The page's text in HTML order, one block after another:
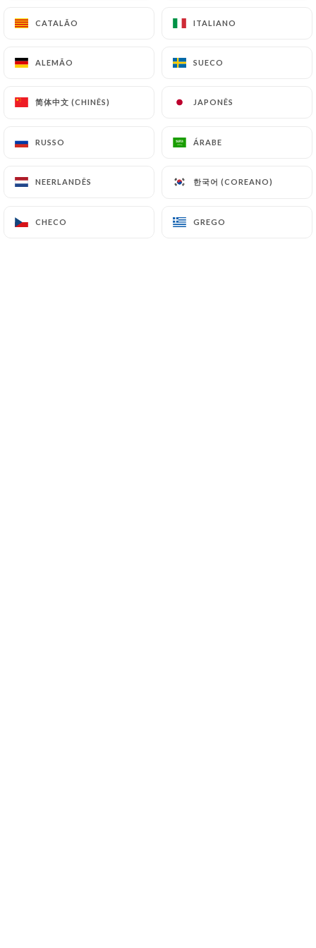
CATALÃO ITALIANO
ALEMÃO SUECO
简体中文 (CHINÊS) JAPONÊS
RUSSO ÁRABE
NEERLANDÊS 한국어 (COREANO)
CHECO GREGO
CATALÃO ITALIANO
ALEMÃO SUECO
简体中文 (CHINÊS) JAPONÊS
RUSSO ÁRABE
NEERLANDÊS 한국어 (COREANO)
CHECO GREGO